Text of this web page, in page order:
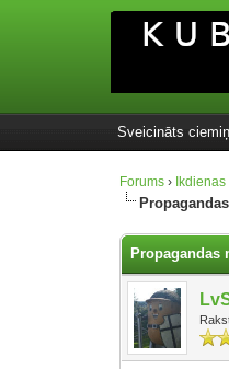
Sveicināts
Forums ›
Propagandas